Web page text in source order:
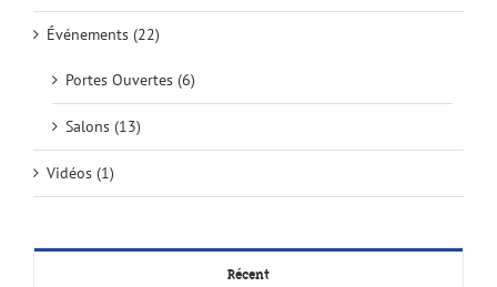
Événements (22)
Portes Ouvertes (6)
Salons (13)
Vidéos (1)
Récent